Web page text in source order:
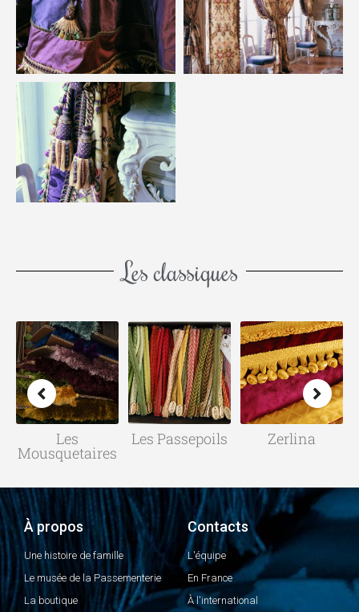
Les classiques
Les
Mousquetaires
Les Passepoils Zerlina
À propos
Une histoire de famille
Le musée de la Passementerie
La boutique
Contacts
L'équipe
En France
À l'international